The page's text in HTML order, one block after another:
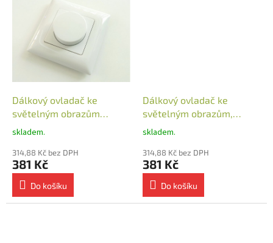
Dálkový ovladač ke
světelným obrazům
nástěnný
skladem.
314,88 Kč bez DPH
381 Kč
Do košíku
Dálkový ovladač ke
světelným obrazům,
nástěnný dvojkanálový
skladem.
314,88 Kč bez DPH
381 Kč
Do košíku